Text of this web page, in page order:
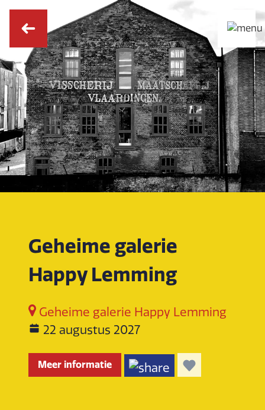
Geheime galerie
Happy Lemming
Geheime galerie Happy Lemming
22 augustus 2027
Meer informatie